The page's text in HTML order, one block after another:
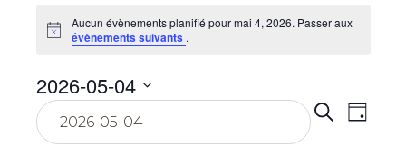
Évènements
for
mai
Notice
Aucun évènements planifié pour mai 4, 2026. Passer aux
évènements suivants .
Recherche
Jour
2026-05-04
Sélectionnez
date.